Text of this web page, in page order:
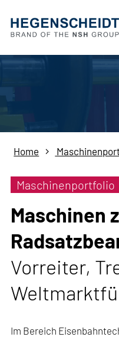
Home
Maschinenportfolio
Maschinen
Vorreiter,
Im Bereich